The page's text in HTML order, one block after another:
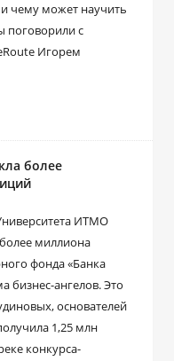
чему может научить
поговорили с
Игорем
более
ИТМО
миллиона
фонда «Банка
бизнес-ангелов. Это
основателей
1,25 млн
конкурса-